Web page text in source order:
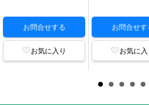
お問合せする
お気に入り
お問合せす
お気に入